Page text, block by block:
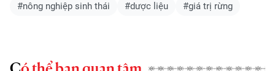
#nông nghiệp sinh thái
#dược liệu #giá trị rừng